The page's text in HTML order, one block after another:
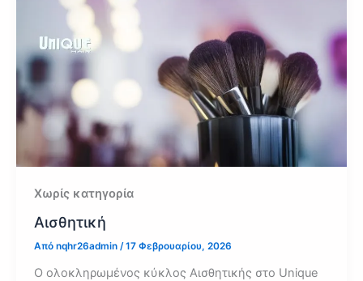
Χωρίς κατηγορία
Αισθητική
Από nqhr26admin /17 Φεβρουαρίου, 2026
Ο ολοκληρωμένος κύκλος Αισθητικής στο Unique